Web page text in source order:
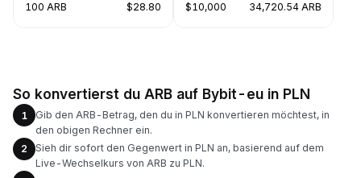
100 ARB $28.80 $10,000 34,720.54 ARB
So konvertierst du ARB auf Bybit-eu in PLN
1
Gib den ARB-Betrag, den du in PLN konvertieren möchtest, in
den obigen Rechner ein.
2
Sieh dir sofort den Gegenwert in PLN an, basierend auf dem
Live-Wechselkurs von ARB zu PLN.